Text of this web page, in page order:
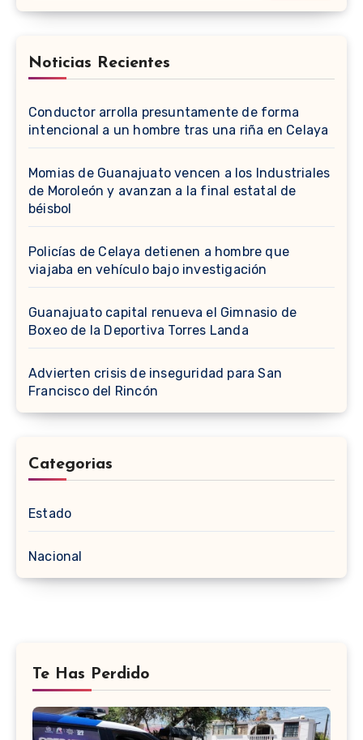
Noticias Recientes
Conductor arrolla presuntamente de forma
intencional a un hombre tras una riña en Celaya
Momias de Guanajuato vencen a los Industriales
de Moroleón y avanzan a la final estatal de
béisbol
Policías de Celaya detienen a hombre que
viajaba en vehículo bajo investigación
Guanajuato capital renueva el Gimnasio de
Boxeo de la Deportiva Torres Landa
Advierten crisis de inseguridad para San
Francisco del Rincón
Categorias
Estado
Nacional
Te Has Perdido